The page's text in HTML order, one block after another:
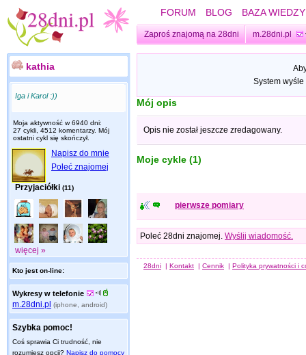
FORUM BLOG BAZA WIEDZY
Zaproś znajomą na 28dni m.28dni.pl
kathia
Iga i Karol :))
Moja aktywność w 6940 dni:
27 cykli, 4512 komentarzy. Mój
ostatni cykl się skończył.
Napisz do mnie
Poleć znajomej
Przyjaciółki (11)
więcej »
Kto jest on-line:
Wykresy w telefonie
m.28dni.pl (iphone, android)
Szybka pomoc!
Coś sprawia Ci trudność, nie
rozumiesz opcji? Napisz do pomocy
System
Mój opis
Opis nie został jeszcze zredagowany.
Moje cykle (1)
pierwsze pomiary
Poleć 28dni znajomej. Wyślij wiadomość.
28dni | Kontakt | Cennik | Polityka prywatności i